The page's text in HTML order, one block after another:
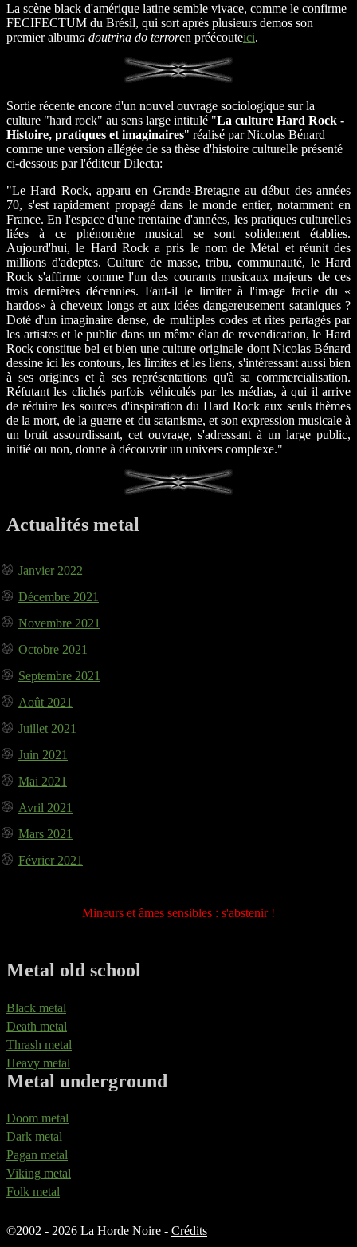
La scène black d'amérique latine semble vivace, comme le confirme
FECIFECTUM du Brésil, qui sort après plusieurs demos son
premier albuma doutrina do terroren préécouteici.
Sortie récente encore d'un nouvel ouvrage sociologique sur la
culture "hard rock" au sens large intitulé "La culture Hard Rock -
Histoire, pratiques et imaginaires" réalisé par Nicolas Bénard
comme une version allégée de sa thèse d'histoire culturelle présenté
ci-dessous par l'éditeur Dilecta:
"Le Hard Rock, apparu en Grande-Bretagne au début des années
70, s'est rapidement propagé dans le monde entier, notamment en
France. En l'espace d'une trentaine d'années, les pratiques culturelles
liées à ce phénomène musical se sont solidement établies.
Aujourd'hui, le Hard Rock a pris le nom de Métal et réunit des
millions d'adeptes. Culture de masse, tribu, communauté, le Hard
Rock s'affirme comme l'un des courants musicaux majeurs de ces
trois dernières décennies. Faut-il le limiter à l'image facile du «
hardos» à cheveux longs et aux idées dangereusement sataniques ?
Doté d'un imaginaire dense, de multiples codes et rites partagés par
les artistes et le public dans un même élan de revendication, le Hard
Rock constitue bel et bien une culture originale dont Nicolas Bénard
dessine ici les contours, les limites et les liens, s'intéressant aussi bien
à ses origines et à ses représentations qu'à sa commercialisation.
Réfutant les clichés parfois véhiculés par les médias, à qui il arrive
de réduire les sources d'inspiration du Hard Rock aux seuls thèmes
de la mort, de la guerre et du satanisme, et son expression musicale à
un bruit assourdissant, cet ouvrage, s'adressant à un large public,
initié ou non, donne à découvrir un univers complexe."
Actualités metal
Janvier 2022
Décembre 2021
Novembre 2021
Octobre 2021
Septembre 2021
Août 2021
Juillet 2021
Juin 2021
Mai 2021
Avril 2021
Mars 2021
Février 2021
Mineurs et âmes sensibles : s'abstenir !
Metal old school
Black metal
Death metal
Thrash metal
Heavy metal
Metal underground
Doom metal
Dark metal
Pagan metal
Viking metal
Folk metal
©2002 - 2026 La Horde Noire - Crédits